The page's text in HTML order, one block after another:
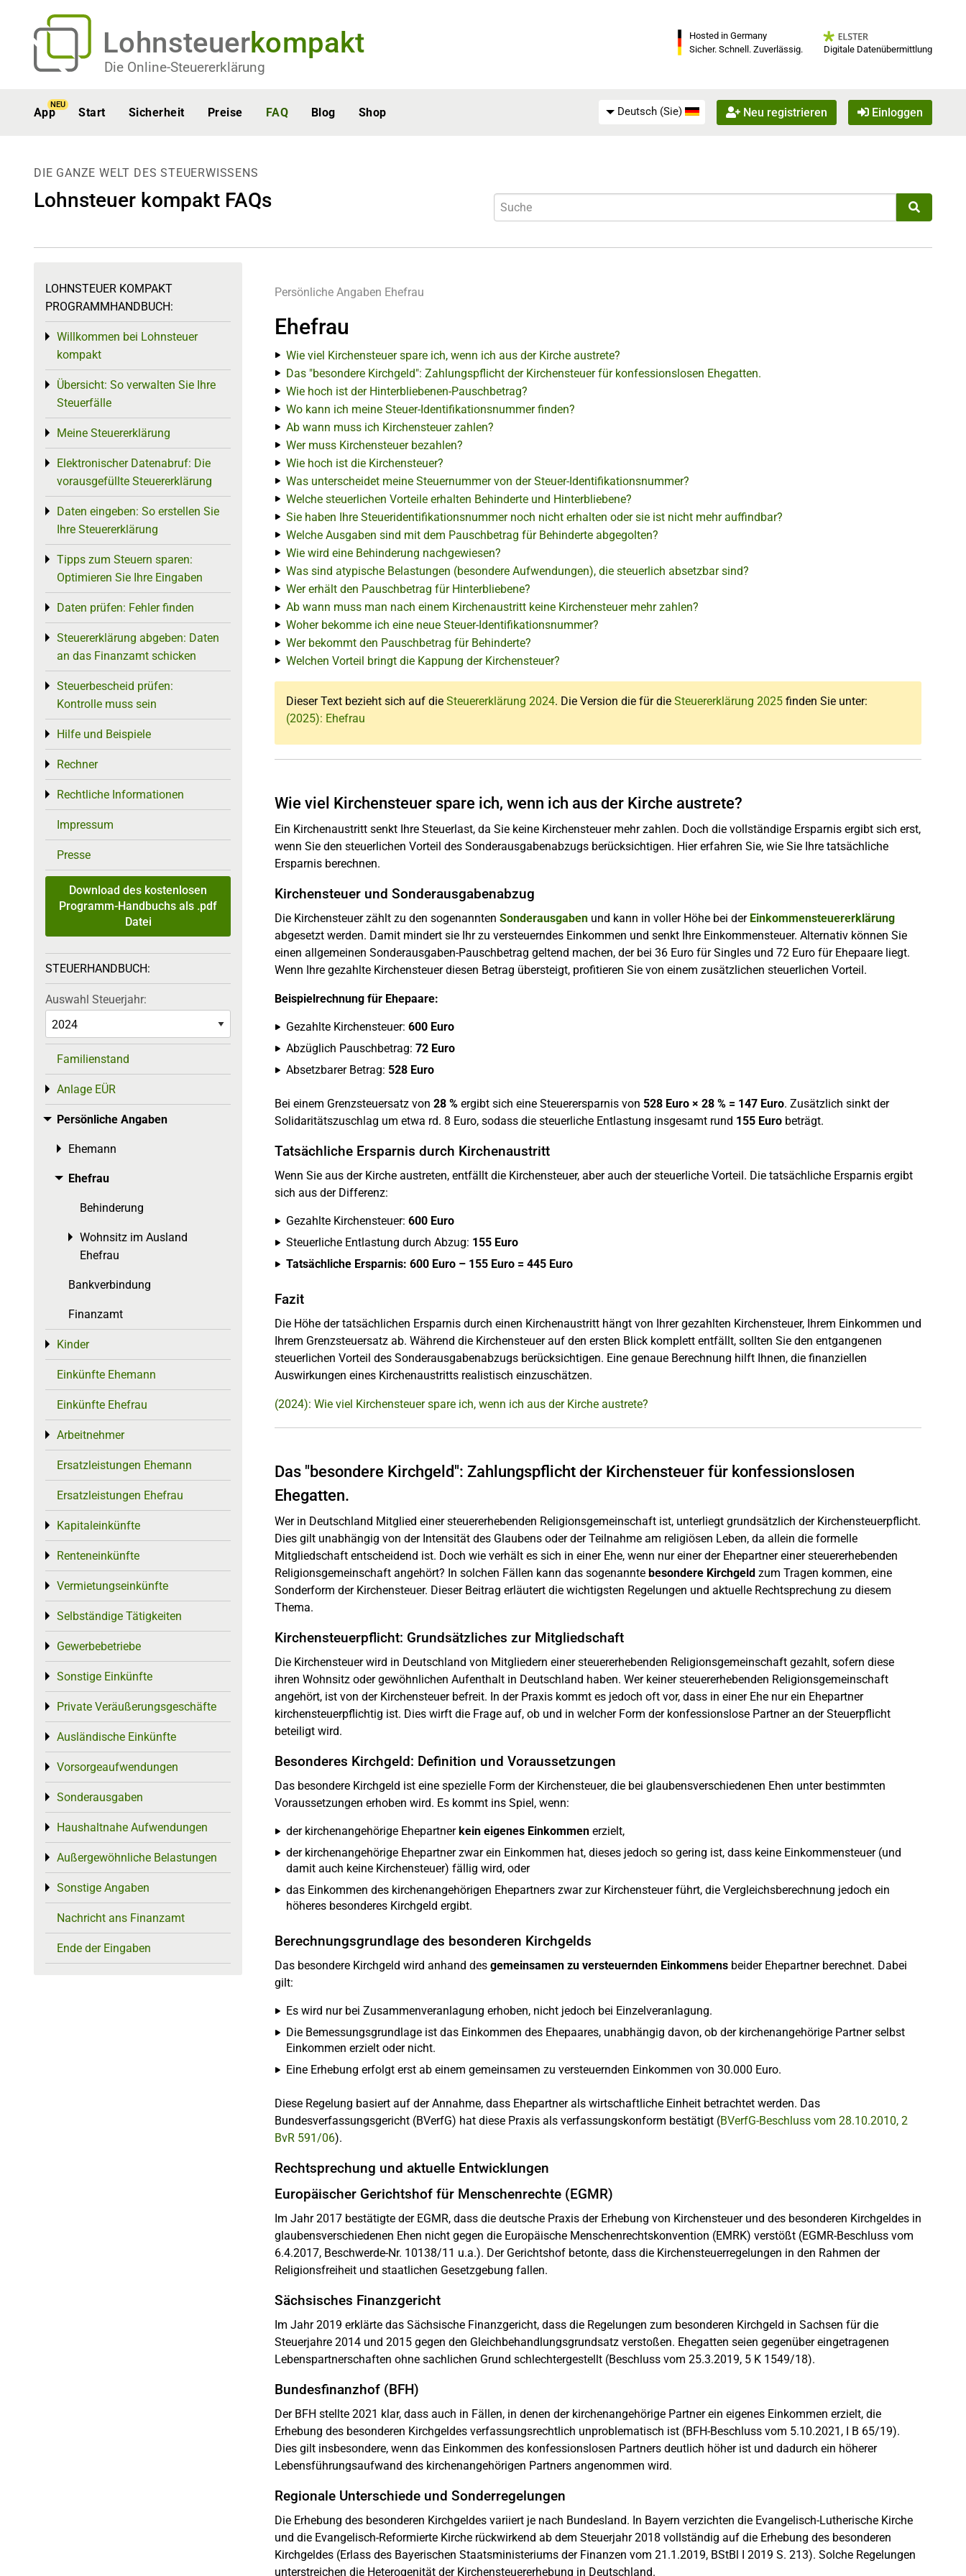
Lohnsteuerkompakt
Die Online-Steuererklärung
Hosted in Germany
Sicher. Schnell. Zuverlässig.
Digitale Datenübermittlung
App
NEU
Start Sicherheit Preise FAQ Blog Shop Deutsch (Sie) Neu registrieren Einloggen
DIE GANZE WELT DES STEUERWISSENS
Lohnsteuer kompakt FAQs
Persönliche Angaben Ehefrau
Ehefrau
Wie viel Kirchensteuer spare ich, wenn ich aus der Kirche austrete?
Das "besondere Kirchgeld": Zahlungspflicht der Kirchensteuer für konfessionslosen Ehegatten.
Wie hoch ist der Hinterbliebenen-Pauschbetrag?
Wo kann ich meine Steuer-Identifikationsnummer finden?
Ab wann muss ich Kirchensteuer zahlen?
Wer muss Kirchensteuer bezahlen?
Wie hoch ist die Kirchensteuer?
Was unterscheidet meine Steuernummer von der Steuer-Identifikationsnummer?
Welche steuerlichen Vorteile erhalten Behinderte und Hinterbliebene?
Sie haben Ihre Steueridentifikationsnummer noch nicht erhalten oder sie ist nicht mehr auffindbar?
Welche Ausgaben sind mit dem Pauschbetrag für Behinderte abgegolten?
Wie wird eine Behinderung nachgewiesen?
Was sind atypische Belastungen (besondere Aufwendungen), die steuerlich absetzbar sind?
Wer erhält den Pauschbetrag für Hinterbliebene?
Ab wann muss man nach einem Kirchenaustritt keine Kirchensteuer mehr zahlen?
Woher bekomme ich eine neue Steuer-Identifikationsnummer?
Wer bekommt den Pauschbetrag für Behinderte?
Welchen Vorteil bringt die Kappung der Kirchensteuer?
Dieser Text bezieht sich auf die Steuererklärung 2024. Die Version die für die Steuererklärung 2025 finden Sie unter:
(2025): Ehefrau
Wie viel Kirchensteuer spare ich, wenn ich aus der Kirche austrete?
Ein Kirchenaustritt senkt Ihre Steuerlast, da Sie keine Kirchensteuer mehr zahlen. Doch die vollständige Ersparnis ergibt sich erst,
wenn Sie den steuerlichen Vorteil des Sonderausgabenabzugs berücksichtigen. Hier erfahren Sie, wie Sie Ihre tatsächliche
Ersparnis berechnen.
Kirchensteuer und Sonderausgabenabzug
Die Kirchensteuer zählt zu den sogenannten Sonderausgaben und kann in voller Höhe bei der Einkommensteuererklärung
abgesetzt werden. Damit mindert sie Ihr zu versteuerndes Einkommen und senkt Ihre Einkommensteuer. Alternativ können Sie
einen allgemeinen Sonderausgaben-Pauschbetrag geltend machen, der bei 36 Euro für Singles und 72 Euro für Ehepaare liegt.
Wenn Ihre gezahlte Kirchensteuer diesen Betrag übersteigt, profitieren Sie von einem zusätzlichen steuerlichen Vorteil.
Beispielrechnung für Ehepaare:
Gezahlte Kirchensteuer: 600 Euro
Abzüglich Pauschbetrag: 72 Euro
Absetzbarer Betrag: 528 Euro
Bei einem Grenzsteuersatz von 28 % ergibt sich eine Steuerersparnis von 528 Euro × 28 % = 147 Euro. Zusätzlich sinkt der
Solidaritätszuschlag um etwa rd. 8 Euro, sodass die steuerliche Entlastung insgesamt rund 155 Euro beträgt.
Tatsächliche Ersparnis durch Kirchenaustritt
Wenn Sie aus der Kirche austreten, entfällt die Kirchensteuer, aber auch der steuerliche Vorteil. Die tatsächliche Ersparnis ergibt
sich aus der Differenz:
Gezahlte Kirchensteuer: 600 Euro
Steuerliche Entlastung durch Abzug: 155 Euro
Tatsächliche Ersparnis: 600 Euro – 155 Euro = 445 Euro
Fazit
Die Höhe der tatsächlichen Ersparnis durch einen Kirchenaustritt hängt von Ihrer gezahlten Kirchensteuer, Ihrem Einkommen und
Ihrem Grenzsteuersatz ab. Während die Kirchensteuer auf den ersten Blick komplett entfällt, sollten Sie den entgangenen
steuerlichen Vorteil des Sonderausgabenabzugs berücksichtigen. Eine genaue Berechnung hilft Ihnen, die finanziellen
Auswirkungen eines Kirchenaustritts realistisch einzuschätzen.
(2024): Wie viel Kirchensteuer spare ich, wenn ich aus der Kirche austrete?
Das "besondere Kirchgeld": Zahlungspflicht der Kirchensteuer für konfessionslosen
Ehegatten.
Wer in Deutschland Mitglied einer steuererhebenden Religionsgemeinschaft ist, unterliegt grundsätzlich der Kirchensteuerpflicht.
Dies gilt unabhängig von der Intensität des Glaubens oder der Teilnahme am religiösen Leben, da allein die formelle
Mitgliedschaft entscheidend ist. Doch wie verhält es sich in einer Ehe, wenn nur einer der Ehepartner einer steuererhebenden
Religionsgemeinschaft angehört? In solchen Fällen kann das sogenannte besondere Kirchgeld zum Tragen kommen, eine
Sonderform der Kirchensteuer. Dieser Beitrag erläutert die wichtigsten Regelungen und aktuelle Rechtsprechung zu diesem
Thema.
Kirchensteuerpflicht: Grundsätzliches zur Mitgliedschaft
Die Kirchensteuer wird in Deutschland von Mitgliedern einer steuererhebenden Religionsgemeinschaft gezahlt, sofern diese
ihren Wohnsitz oder gewöhnlichen Aufenthalt in Deutschland haben. Wer keiner steuererhebenden Religionsgemeinschaft
angehört, ist von der Kirchensteuer befreit. In der Praxis kommt es jedoch oft vor, dass in einer Ehe nur ein Ehepartner
kirchensteuerpflichtig ist. Dies wirft die Frage auf, ob und in welcher Form der konfessionslose Partner an der Steuerpflicht
beteiligt wird.
Besonderes Kirchgeld: Definition und Voraussetzungen
Das besondere Kirchgeld ist eine spezielle Form der Kirchensteuer, die bei glaubensverschiedenen Ehen unter bestimmten
Voraussetzungen erhoben wird. Es kommt ins Spiel, wenn:
der kirchenangehörige Ehepartnerkein eigenes Einkommen erzielt,
der kirchenangehörige Ehepartner zwar ein Einkommen hat, dieses jedoch so gering ist, dass keine Einkommensteuer (und
damit auch keine Kirchensteuer) fällig wird, oder
das Einkommen des kirchenangehörigen Ehepartners zwar zur Kirchensteuer führt, die Vergleichsberechnung jedoch ein
höheres besonderes Kirchgeld ergibt.
Berechnungsgrundlage des besonderen Kirchgelds
Das besondere Kirchgeld wird anhand des gemeinsamen zu versteuernden Einkommens beider Ehepartner berechnet. Dabei
gilt:
Es wird nur bei Zusammenveranlagung erhoben, nicht jedoch bei Einzelveranlagung.
Die Bemessungsgrundlage ist das Einkommen des Ehepaares, unabhängig davon, ob der kirchenangehörige Partner selbst
Einkommen erzielt oder nicht.
Eine Erhebung erfolgt erst ab einem gemeinsamen zu versteuernden Einkommen von 30.000 Euro.
Diese Regelung basiert auf der Annahme, dass Ehepartner als wirtschaftliche Einheit betrachtet werden. Das
Bundesverfassungsgericht (BVerfG) hat diese Praxis als verfassungskonform bestätigt (BVerfG-Beschluss vom 28.10.2010, 2
BvR 591/06).
Rechtsprechung und aktuelle Entwicklungen
Europäischer Gerichtshof für Menschenrechte (EGMR)
Im Jahr 2017 bestätigte der EGMR, dass die deutsche Praxis der Erhebung von Kirchensteuer und des besonderen Kirchgeldes in
glaubensverschiedenen Ehen nicht gegen die Europäische Menschenrechtskonvention (EMRK) verstößt (EGMR-Beschluss vom
6.4.2017, Beschwerde-Nr. 10138/11 u.a.). Der Gerichtshof betonte, dass die Kirchensteuerregelungen in den Rahmen der
Religionsfreiheit und staatlichen Gesetzgebung fallen.
Sächsisches Finanzgericht
Im Jahr 2019 erklärte das Sächsische Finanzgericht, dass die Regelungen zum besonderen Kirchgeld in Sachsen für die
Steuerjahre 2014 und 2015 gegen den Gleichbehandlungsgrundsatz verstoßen. Ehegatten seien gegenüber eingetragenen
Lebenspartnerschaften ohne sachlichen Grund schlechtergestellt (Beschluss vom 25.3.2019, 5 K 1549/18).
Bundesfinanzhof (BFH)
Der BFH stellte 2021 klar, dass auch in Fällen, in denen der kirchenangehörige Partner ein eigenes Einkommen erzielt, die
Erhebung des besonderen Kirchgeldes verfassungsrechtlich unproblematisch ist (BFH-Beschluss vom 5.10.2021, I B 65/19).
Dies gilt insbesondere, wenn das Einkommen des konfessionslosen Partners deutlich höher ist und dadurch ein höherer
Lebensführungsaufwand des kirchenangehörigen Partners angenommen wird.
Regionale Unterschiede und Sonderregelungen
Die Erhebung des besonderen Kirchgeldes variiert je nach Bundesland. In Bayern verzichten die Evangelisch-Lutherische Kirche
und die Evangelisch-Reformierte Kirche rückwirkend ab dem Steuerjahr 2018 vollständig auf die Erhebung des besonderen
Kirchgeldes (Erlass des Bayerischen Staatsministeriums der Finanzen vom 21.1.2019, BStBl I 2019 S. 213). Solche Regelungen
unterstreichen die Heterogenität der Kirchensteuererhebung in Deutschland.
LOHNSTEUER KOMPAKT
PROGRAMMHANDBUCH:
Willkommen bei Lohnsteuer
kompakt
Toggle menu
Übersicht: So verwalten Sie Ihre
Steuerfälle
Toggle menu
Meine Steuererklärung
Toggle menu
Elektronischer Datenabruf: Die
vorausgefüllte Steuererklärung
Toggle menu
Daten eingeben: So erstellen Sie
Ihre Steuererklärung
Toggle menu
Tipps zum Steuern sparen:
Optimieren Sie Ihre Eingaben
Toggle menu
Daten prüfen: Fehler finden
Toggle menu
Steuererklärung abgeben: Daten
an das Finanzamt schicken
Toggle menu
Steuerbescheid prüfen:
Kontrolle muss sein
Toggle menu
Hilfe und Beispiele
Toggle menu
Rechner
Toggle menu
Rechtliche Informationen
Toggle menu
Impressum
Presse
Download des kostenlosen
Programm-Handbuchs als .pdf
Datei
STEUERHANDBUCH:
Auswahl Steuerjahr:
Familienstand
Anlage EÜR
Toggle menu
Persönliche Angaben
Toggle menu
Ehemann
Toggle menu
Ehefrau
Toggle menu
Behinderung
Wohnsitz im Ausland
Ehefrau
Toggle menu
Bankverbindung
Finanzamt
Kinder
Toggle menu
Einkünfte Ehemann
Einkünfte Ehefrau
Arbeitnehmer
Toggle menu
Ersatzleistungen Ehemann
Ersatzleistungen Ehefrau
Kapitaleinkünfte
Toggle menu
Renteneinkünfte
Toggle menu
Vermietungseinkünfte
Toggle menu
Selbständige Tätigkeiten
Toggle menu
Gewerbebetriebe
Toggle menu
Sonstige Einkünfte
Toggle menu
Private Veräußerungsgeschäfte
Toggle menu
Ausländische Einkünfte
Toggle menu
Vorsorgeaufwendungen
Toggle menu
Sonderausgaben
Toggle menu
Haushaltnahe Aufwendungen
Toggle menu
Außergewöhnliche Belastungen
Toggle menu
Sonstige Angaben
Toggle menu
Nachricht ans Finanzamt
Ende der Eingaben